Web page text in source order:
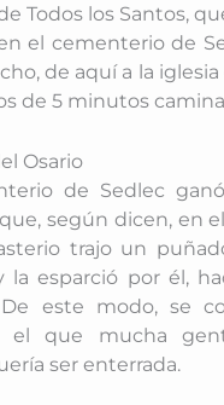
Todos los Santos,
el cementerio de
de aquí a la
de 5 minutos
Osario
de Sedlec
según dicen, en
trajo un
la esparció por él,
De este modo, se
el que mucha
ser enterrada.